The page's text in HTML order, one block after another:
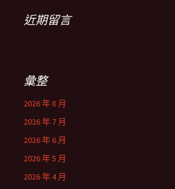
近期留言
彙整
2026 年 8 月
2026 年 7 月
2026 年 6 月
2026 年 5 月
2026 年 4 月